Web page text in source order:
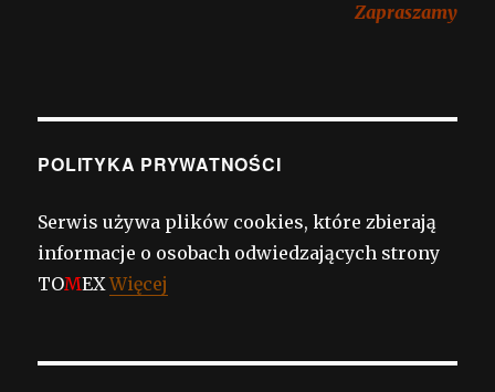
Zapraszamy
POLITYKA PRYWATNOŚCI
Serwis używa plików cookies, które zbierają
informacje o osobach odwiedzających strony
TOMEXWięcej